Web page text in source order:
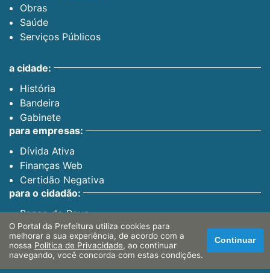
Obras
Saúde
Serviços Públicos
a cidade:
História
Bandeira
Gabinete
para empresas:
Dívida Ativa
Finanças Web
Certidão Negativa
para o cidadão:
Banco do Povo
PAT
canais oficiais:
O Portal da Prefeitura utiliza cookies para
melhorar a sua experiência, de acordo com a
nossa Política de Privacidade, ao continuar
navegando, você concorda com estas condições.
Continuar